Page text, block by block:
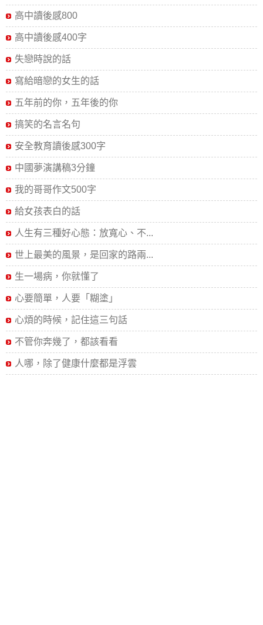
高中讀後感800
高中讀後感400字
失戀時說的話
寫給暗戀的女生的話
五年前的你，五年後的你
搞笑的名言名句
安全教育讀後感300字
中國夢演講稿3分鐘
我的哥哥作文500字
給女孩表白的話
人生有三種好心態：放寬心、不...
世上最美的風景，是回家的路兩...
生一場病，你就懂了
心要簡單，人要「糊塗」
心煩的時候，記住這三句話
不管你奔幾了，都該看看
人哪，除了健康什麼都是浮雲